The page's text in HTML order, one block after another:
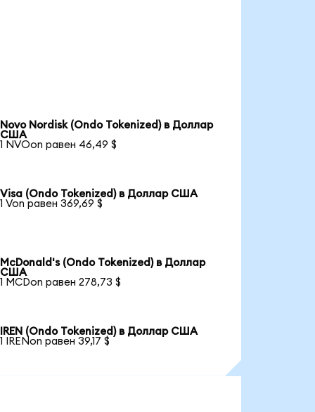
Novo Nordisk (Ondo Tokenized) в Доллар
США
1 NVOon равен 46,49 $
Visa (Ondo Tokenized) в Доллар США
1 Von равен 369,69 $
McDonald's (Ondo Tokenized) в Доллар
США
1 MCDon равен 278,73 $
IREN (Ondo Tokenized) в Доллар США
1 IRENon равен 39,17 $